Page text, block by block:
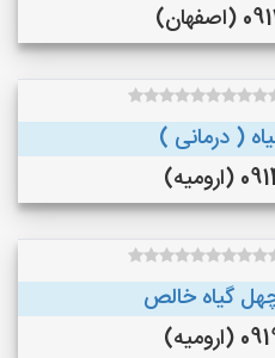
( درمانی )
گیاه خالص